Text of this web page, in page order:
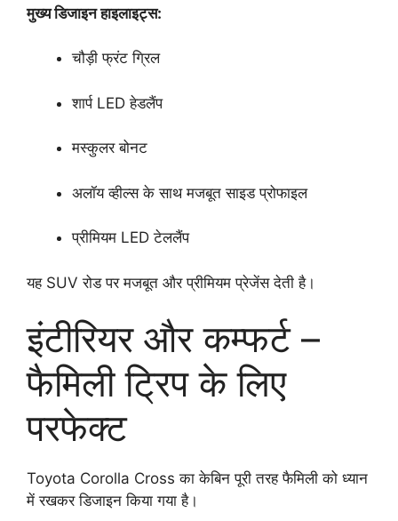
मुख्य डिजाइन हाइलाइट्स:
चौड़ी फ्रंट ग्रिल
शार्प LED हेडलैंप
मस्कुलर बोनट
अलॉय व्हील्स के साथ मजबूत साइड प्रोफाइल
प्रीमियम LED टेललैंप
यह SUV रोड पर मजबूत और प्रीमियम प्रेजेंस देती है।
इंटीरियर और कम्फर्ट –
फैमिली ट्रिप के लिए
परफेक्ट
Toyota Corolla Cross का केबिन पूरी तरह फैमिली को ध्यान
में रखकर डिजाइन किया गया है।